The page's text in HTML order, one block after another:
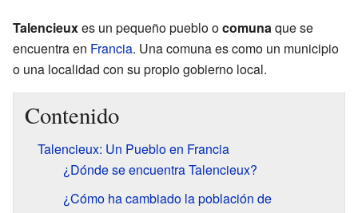
Talencieuxes un pequeño pueblo ocomunaque se
encuentra en Francia. Una comuna es como un municipio
o una localidad con su propio gobierno local.
Contenido
Talencieux: Un Pueblo en Francia
¿Dónde se encuentra Talencieux?
¿Cómo ha cambiado la población de